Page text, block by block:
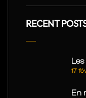
RECENT
17
En